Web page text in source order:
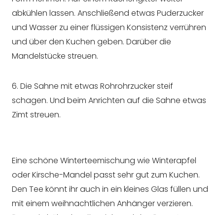
abkühlen lassen. Anschließend etwas Puderzucker
und Wasser zu einer flüssigen Konsistenz verrühren
und über den Kuchen geben. Darüber die
Mandelstücke streuen.
6. Die Sahne mit etwas Rohrohrzucker steif
schagen. Und beim Anrichten auf die Sahne etwas
Zimt streuen.
Eine schöne Winterteemischung wie Winterapfel
oder Kirsche-Mandel passt sehr gut zum Kuchen.
Den Tee könnt ihr auch in ein kleines Glas füllen und
mit einem weihnachtlichen Anhänger verzieren.